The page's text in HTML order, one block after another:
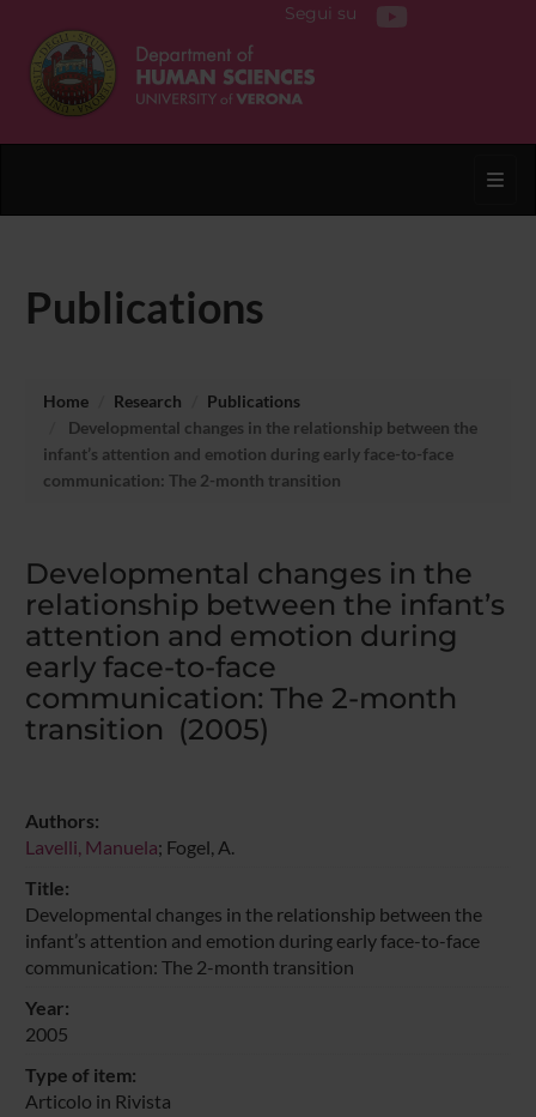
Segui su
Publications
Home Research
Publications
Developmental changes in the relationship between the
infant’s attention and emotion during early face-to-face
communication: The 2-month transition
Developmental changes in the
relationship between the infant’s
attention and emotion during
early face-to-face
communication: The 2-month
transition (2005)
Authors:
Lavelli, Manuela; Fogel, A.
Title:
Developmental changes in the relationship between the
infant’s attention and emotion during early face-to-face
communication: The 2-month transition
Year:
2005
Type of item:
Articolo in Rivista